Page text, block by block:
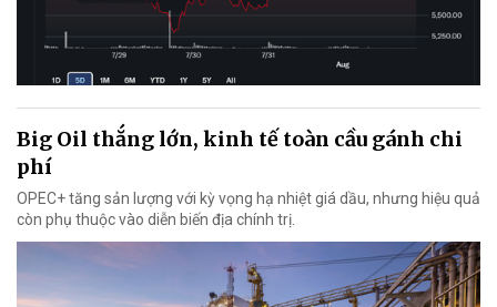
Big Oil thắng lớn, kinh tế toàn cầu gánh chi
phí
OPEC+ tăng sản lượng với kỳ vọng hạ nhiệt giá dầu, nhưng hiệu quả
còn phụ thuộc vào diễn biến địa chính trị.